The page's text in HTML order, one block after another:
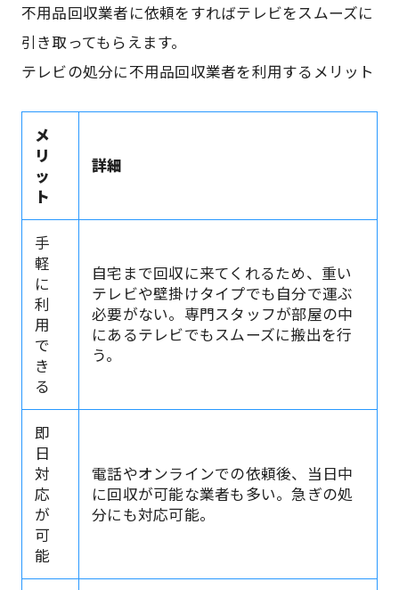
不用品回収業者に依頼をすればテレビをスムーズに
引き取ってもらえます。
テレビの処分に不用品回収業者を利用するメリット
メ
リ
ッ
ト
詳細
手
軽
に
利
用
で
き
る
自宅まで回収に来てくれるため、重い
テレビや壁掛けタイプでも自分で運ぶ
必要がない。専門スタッフが部屋の中
にあるテレビでもスムーズに搬出を行
う。
即
日
対
応
が
可
能
電話やオンラインでの依頼後、当日中
に回収が可能な業者も多い。急ぎの処
分にも対応可能。